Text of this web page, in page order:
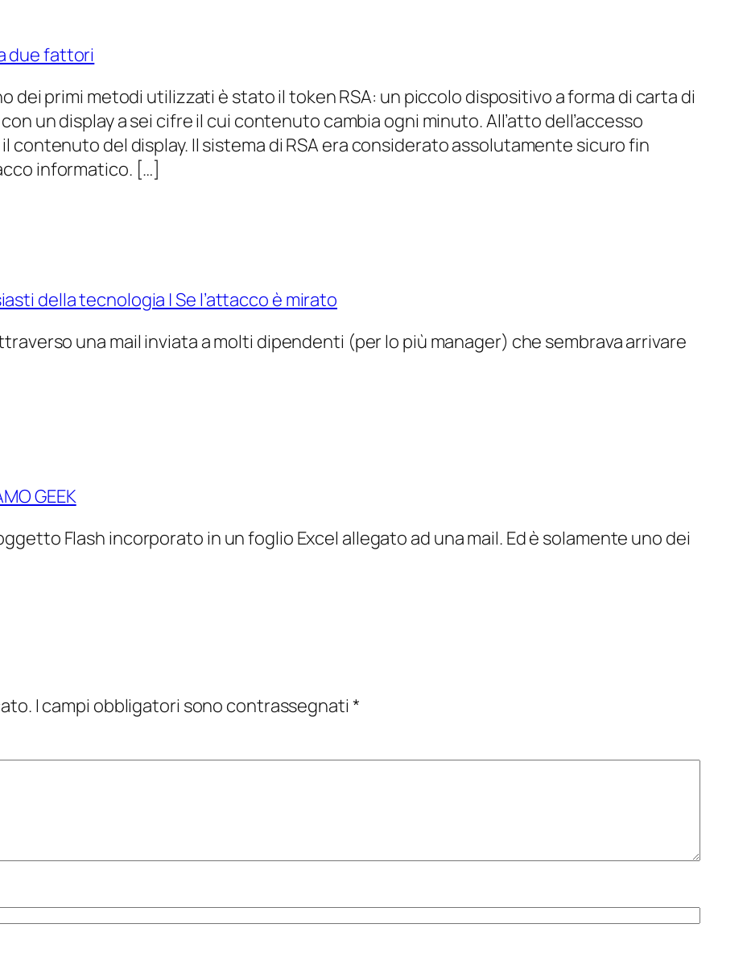
due fattori
dei primi metodi utilizzati è stato il token RSA: un piccolo dispositivo a forma di carta di
un display a sei cifre il cui contenuto cambia ogni minuto. All’atto dell’accesso
contenuto del display. Il sistema di RSA era considerato assolutamente sicuro fin
informatico. […]
della tecnologia | Se l’attacco è mirato
una mail inviata a molti dipendenti (per lo più manager) che sembrava arrivare
GEEK
Flash incorporato in un foglio Excel allegato ad una mail. Ed è solamente uno dei
I campi obbligatori sono contrassegnati *